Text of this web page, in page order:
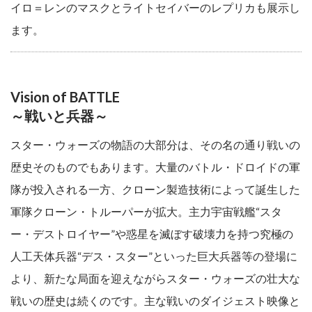
イロ＝レンのマスクとライトセイバーのレプリカも展示し
ます。
Vision of BATTLE
～戦いと兵器～
スター・ウォーズの物語の大部分は、その名の通り戦いの
歴史そのものでもあります。大量のバトル・ドロイドの軍
隊が投入される一方、クローン製造技術によって誕生した
軍隊クローン・トルーパーが拡大。主力宇宙戦艦“スタ
ー・デストロイヤー”や惑星を滅ぼす破壊力を持つ究極の
人工天体兵器“デス・スター”といった巨大兵器等の登場に
より、新たな局面を迎えながらスター・ウォーズの壮大な
戦いの歴史は続くのです。主な戦いのダイジェスト映像と